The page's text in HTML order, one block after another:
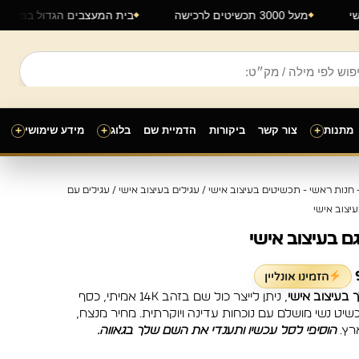
בית המעצבים מעל 3000 תכשיטים לרכישה אישי
מתנות + צור קשר ביקורות הדמיית שם בלוג + מידע שימושי +
ראשי - תכשיטים בעיצוב אישי / עגילים בעיצוב אישי / עגילים עם
אישי
בעיצוב אישי
טווח
מחירים:
עד
הזמינו אונליין
בעיצוב אישי
, ניתן לייצר כול שם בזהב 14K אמיתי, כסף
תכשיט נשי מושלם עם נוכחות עדינה ויוקרתית. מחיר מנצח,
הוסיפי לסל עכשיו ותענדי את השם שלך בגאווה.